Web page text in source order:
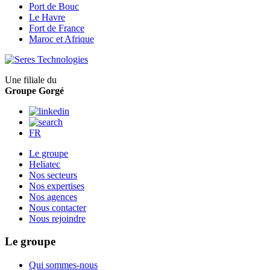
Port de Bouc
Le Havre
Fort de France
Maroc et Afrique
Une filiale du
Groupe Gorgé
FR
Le groupe
Heliatec
Nos secteurs
Nos expertises
Nos agences
Nous contacter
Nous rejoindre
Le groupe
Qui sommes-nous